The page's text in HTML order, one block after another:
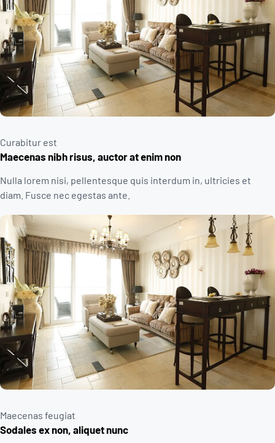
Curabitur est
Maecenas nibh risus, auctor at enim non
Nulla lorem nisi, pellentesque quis interdum in, ultricies et
diam. Fusce nec egestas ante.
Maecenas feugiat
Sodales ex non, aliquet nunc